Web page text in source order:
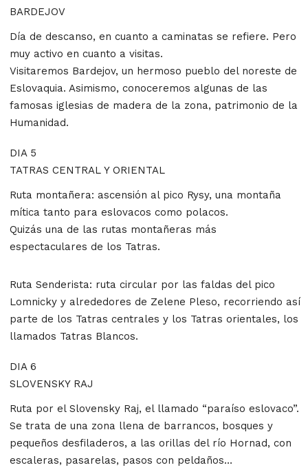
BARDEJOV
Día de descanso, en cuanto a caminatas se refiere. Pero
muy activo en cuanto a visitas.
Visitaremos Bardejov, un hermoso pueblo del noreste de
Eslovaquia. Asimismo, conoceremos algunas de las
famosas iglesias de madera de la zona, patrimonio de la
Humanidad.
DIA 5
TATRAS CENTRAL Y ORIENTAL
Ruta montañera: ascensión al pico Rysy, una montaña
mítica tanto para eslovacos como polacos.
Quizás una de las rutas montañeras más
espectaculares de los Tatras.
Ruta Senderista: ruta circular por las faldas del pico
Lomnicky y alrededores de Zelene Pleso, recorriendo así
parte de los Tatras centrales y los Tatras orientales, los
llamados Tatras Blancos.
DIA 6
SLOVENSKY RAJ
Ruta por el Slovensky Raj, el llamado “paraíso eslovaco”.
Se trata de una zona llena de barrancos, bosques y
pequeños desfiladeros, a las orillas del río Hornad, con
escaleras, pasarelas, pasos con peldaños…